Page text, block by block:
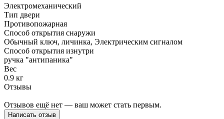
Электромеханический
Тип двери
Противопожарная
Способ открытия снаружи
Обычный ключ, личинка, Электрическим сигналом
Способ открытия изнутри
ручка "антипаника"
Вес
0.9 кг
Отзывы
Отзывов ещё нет — ваш может стать первым.
Написать отзыв